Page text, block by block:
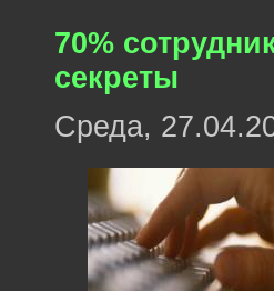
70%
секреты
Среда,